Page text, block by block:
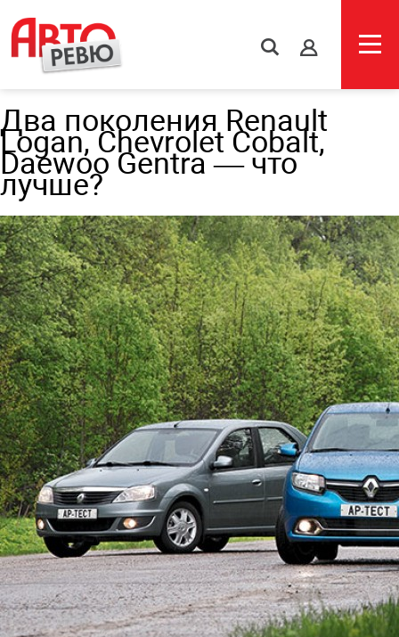
s
Два поколения Renault
Logan, Chevrolet Cobalt,
Daewoo Gentra — что
лучше?